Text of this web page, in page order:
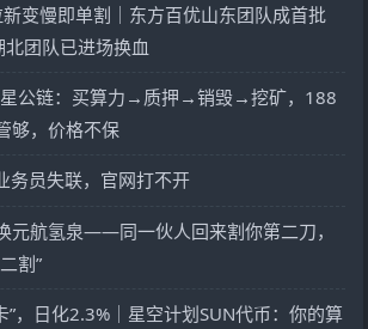
变慢即单割｜东方百优山东团队成首批
北团队已进场换血
公链：买算力→质押→销毁→挖矿，188
够，价格不保
务员失联，官网打不开
元航氢泉——同一伙人回来割你第二刀，
割”
”，日化2.3%｜星空计划SUN代币：你的算